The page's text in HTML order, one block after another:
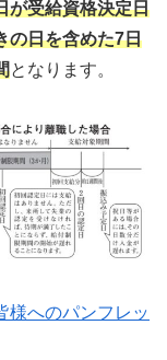
が受給資格決定日
の日を含めた7日
となります。
様へのパンフレッ